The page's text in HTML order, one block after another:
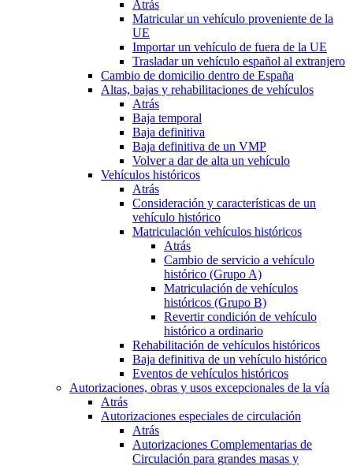
Atrás
Matricular un vehículo proveniente de la
UE
Importar un vehículo de fuera de la UE
Trasladar un vehículo español al extranjero
Cambio de domicilio dentro de España
Altas, bajas y rehabilitaciones de vehículos
Atrás
Baja temporal
Baja definitiva
Baja definitiva de un VMP
Volver a dar de alta un vehículo
Vehículos históricos
Atrás
Consideración y características de un
vehículo histórico
Matriculación vehículos históricos
Atrás
Cambio de servicio a vehículo
histórico (Grupo A)
Matriculación de vehículos
históricos (Grupo B)
Revertir condición de vehículo
histórico a ordinario
Rehabilitación de vehículos históricos
Baja definitiva de un vehículo histórico
Eventos de vehículos históricos
Autorizaciones, obras y usos excepcionales de la vía
Atrás
Autorizaciones especiales de circulación
Atrás
Autorizaciones Complementarias de
Circulación para grandes masas y